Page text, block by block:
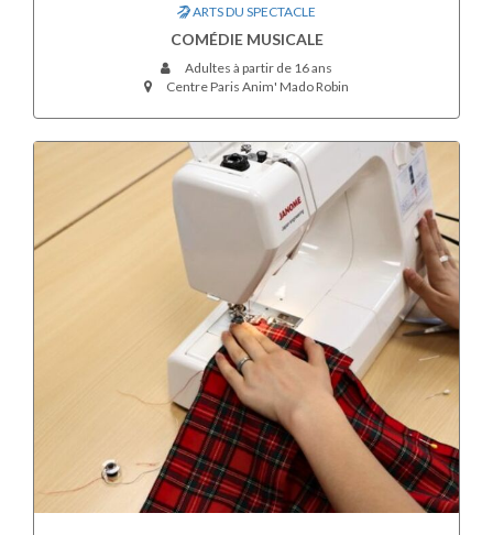
ARTS DU SPECTACLE
COMÉDIE MUSICALE
Adultes à partir de 16 ans
Centre Paris Anim' Mado Robin